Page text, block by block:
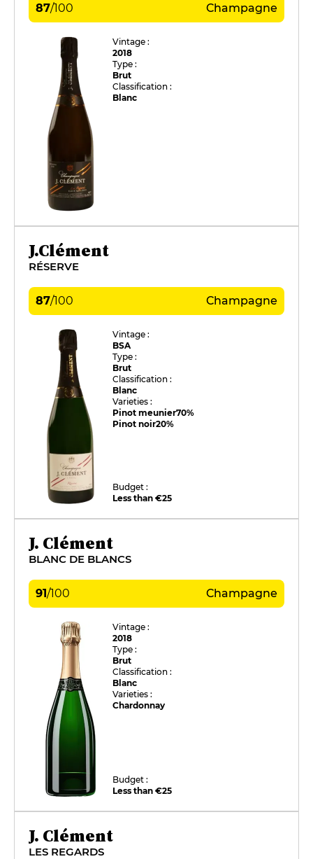
87/100 Champagne
Vintage :
2018
Type :
Brut
Classification :
Blanc
J.Clément
RÉSERVE
87/100 Champagne
Vintage :
BSA
Type :
Brut
Classification :
Blanc
Varieties :
Pinot meunier70%
Pinot noir20%
Budget :
Less than €25
J. Clément
BLANC DE BLANCS
91/100 Champagne
Vintage :
2018
Type :
Brut
Classification :
Blanc
Varieties :
Chardonnay
Budget :
Less than €25
J. Clément
LES REGARDS